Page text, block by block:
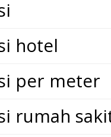
hotel
per meter
rumah